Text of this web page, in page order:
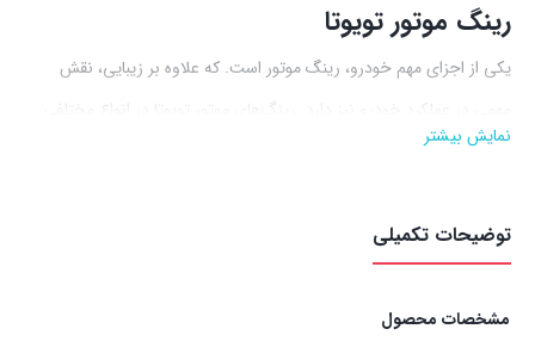
رینگ موتور تویوتا
یکی از اجزای مهم خودرو، رینگ موتور است. که علاوه بر زیبایی، نقش
مهمی در عملکرد خودرو نیز دارد. رینگ‌های موتور تویوتا در انواع مختلفی
مانند رینگ‌های اسپرت، رینگ‌های آلومینیومی و رینگ‌های فولادی تولید
بررسی انواع رینگ‌های موتور تویوتا و مزایا و معایب هر کدام می‌پردازیم و
انواع رینگ موتور تویوتا:
نمایش بیشتر
توضیحات تکمیلی
مشخصات محصول